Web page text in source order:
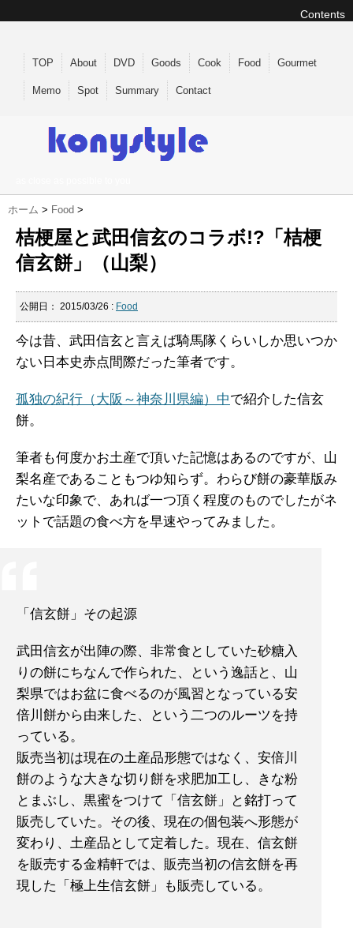
Contents
TOP About DVD Goods Cook Food Gourmet
Memo Spot Summary Contact
ホーム > Food >
桔梗屋と武田信玄のコラボ!?「桔梗
信玄餅」（山梨）
公開日： 2015/03/26 : Food
今は昔、武田信玄と言えば騎馬隊くらいしか思いつか
ない日本史赤点間際だった筆者です。
孤独の紀行（大阪～神奈川県編）中で紹介した信玄
餅。
筆者も何度かお土産で頂いた記憶はあるのですが、山
梨名産であることもつゆ知らず。わらび餅の豪華版み
たいな印象で、あれば一つ頂く程度のものでしたがネ
ットで話題の食べ方を早速やってみました。
「信玄餅」その起源
武田信玄が出陣の際、非常食としていた砂糖入
りの餅にちなんで作られた、という逸話と、山
梨県ではお盆に食べるのが風習となっている安
倍川餅から由来した、という二つのルーツを持
っている。
販売当初は現在の土産品形態ではなく、安倍川
餅のような大きな切り餅を求肥加工し、きな粉
とまぶし、黒蜜をつけて「信玄餅」と銘打って
販売していた。その後、現在の個包装へ形態が
変わり、土産品として定着した。現在、信玄餅
を販売する金精軒では、販売当初の信玄餅を再
現した「極上生信玄餅」も販売している。